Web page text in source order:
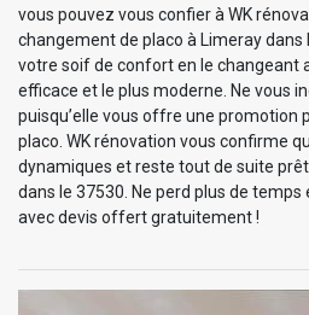
vous pouvez vous confier à WK
changement de placo à Limeray dans
votre soif de confort en le changeant
efficace et le plus moderne. Ne vous
puisqu’elle vous offre une promotion
placo. WK rénovation vous confirme
dynamiques et reste tout de suite
dans le 37530. Ne perd plus de
avec devis offert gratuitement !